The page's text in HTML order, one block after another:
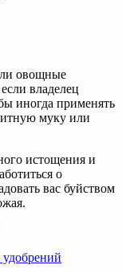
овощные
владелец
иногда применять
муку или
истощения и
о
вас буйством